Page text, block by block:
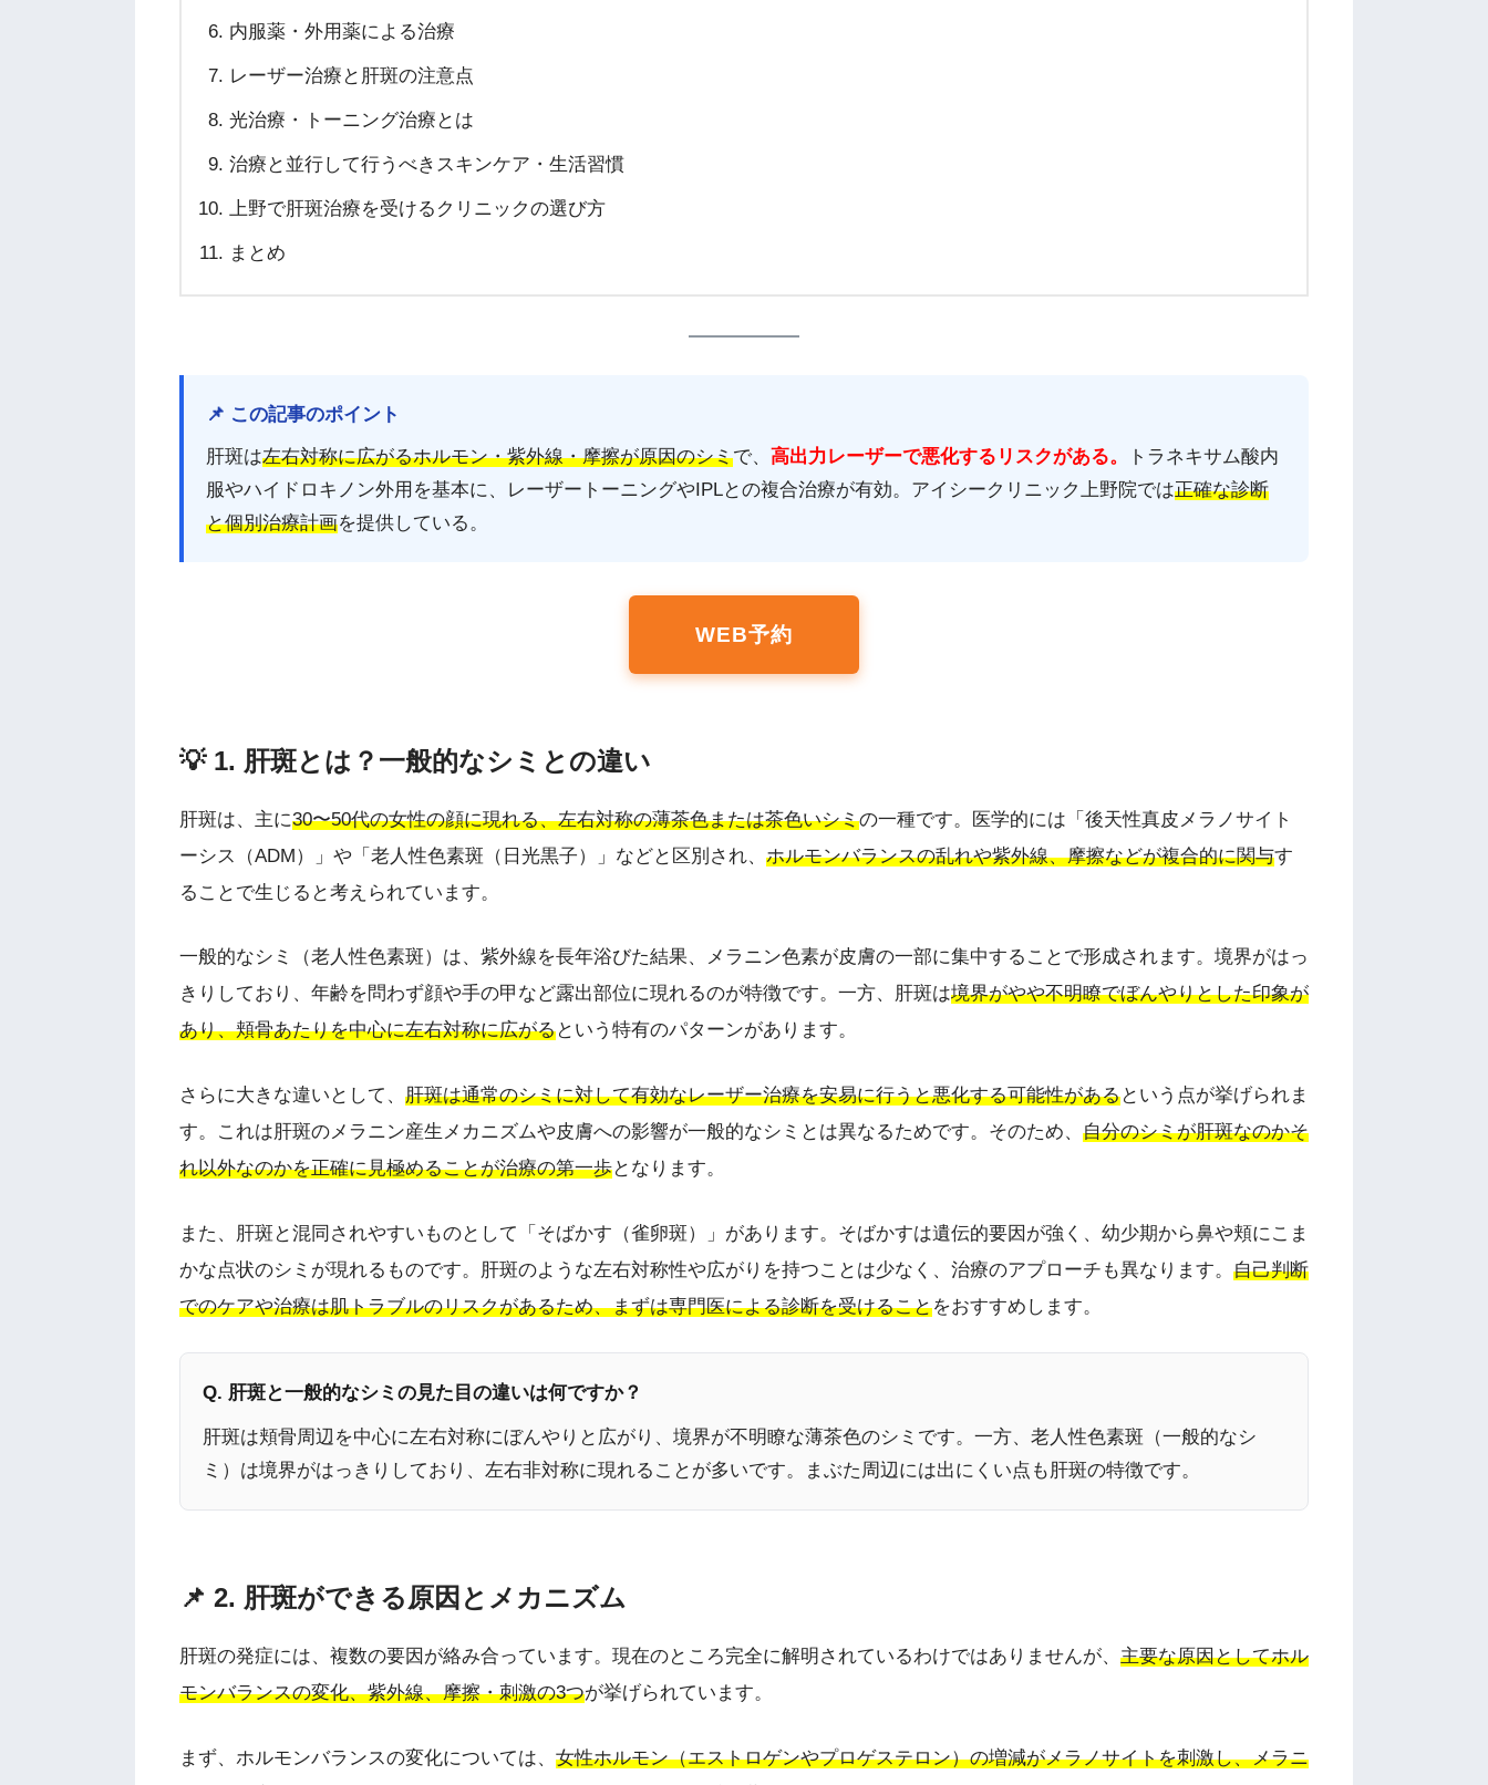
内服薬・外用薬による治療
レーザー治療と肝斑の注意点
光治療・トーニング治療とは
治療と並行して行うべきスキンケア・生活習慣
上野で肝斑治療を受けるクリニックの選び方
まとめ
📌 この記事のポイント
肝斑は左右対称に広がるホルモン・紫外線・摩擦が原因のシミで、 高出力レーザーで悪化するリスクがある。
トラネキサム酸内
服やハイドロキノン外用を基本に、レーザートーニングやIPLとの複合治療が有効。アイシークリニック上野院では正確な診断
と個別治療計画を提供している。
WEB予約
💡 1. 肝斑とは？一般的なシミとの違い
肝斑は、主に30〜50代の女性の顔に現れる、左右対称の薄茶色または茶色いシミの一種です。医学的には「後天性真皮メラノサイト
ーシス（ADM）」や「老人性色素斑（日光黒子）」などと区別され、 ホルモンバランスの乱れや紫外線、摩擦などが複合的に関与す
ることで生じると考えられています。
一般的なシミ（老人性色素斑）は、紫外線を長年浴びた結果、メラニン色素が皮膚の一部に集中することで形成されます。境界がはっ
きりしており、年齢を問わず顔や手の甲など露出部位に現れるのが特徴です。一方、肝斑は境界がやや不明瞭でぼんやりとした印象が
あり、頬骨あたりを中心に左右対称に広がるという特有のパターンがあります。
さらに大きな違いとして、 肝斑は通常のシミに対して有効なレーザー治療を安易に行うと悪化する可能性があるという点が挙げられま
す。これは肝斑のメラニン産生メカニズムや皮膚への影響が一般的なシミとは異なるためです。そのため、 自分のシミが肝斑なのかそ
れ以外なのかを正確に見極めることが治療の第一歩となります。
また、肝斑と混同されやすいものとして「そばかす（雀卵斑）」があります。そばかすは遺伝的要因が強く、幼少期から鼻や頬にこま
かな点状のシミが現れるものです。肝斑のような左右対称性や広がりを持つことは少なく、治療のアプローチも異なります。 自己判断
でのケアや治療は肌トラブルのリスクがあるため、まずは専門医による診断を受けることをおすすめします。
Q. 肝斑と一般的なシミの見た目の違いは何ですか？
肝斑は頬骨周辺を中心に左右対称にぼんやりと広がり、境界が不明瞭な薄茶色のシミです。一方、老人性色素斑（一般的なシ
ミ）は境界がはっきりしており、左右非対称に現れることが多いです。まぶた周辺には出にくい点も肝斑の特徴です。
📌 2. 肝斑ができる原因とメカニズム
肝斑の発症には、複数の要因が絡み合っています。現在のところ完全に解明されているわけではありませんが、 主要な原因としてホル
モンバランスの変化、紫外線、摩擦・刺激の3つが挙げられています。
まず、ホルモンバランスの変化については、 女性ホルモン（エストロゲンやプロゲステロン）の増減がメラノサイトを刺激し、メラニ